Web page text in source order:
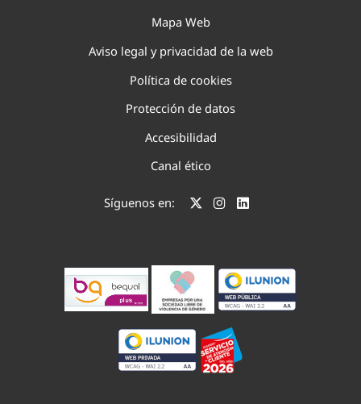
Mapa Web
Aviso legal y privacidad de la web
Política de cookies
Protección de datos
Accesibilidad
Canal ético
Síguenos en: